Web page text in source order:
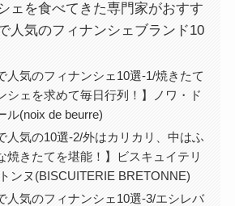
ェを食べてきた専門家がおすす
人気のフィナンシェブランド10
人気のフィナンシェ10選-1/焼きたて
シェを求めて毎日行列！】ノワ・ド
ル(noix de beurre)
人気の10選-2/外はカリカリ、中はふ
焼きたてを堪能！】ビスキュイテリ
ンヌ(BISCUITERIE BRETONNE)
人気のフィナンシェ10選-3/エシレバ